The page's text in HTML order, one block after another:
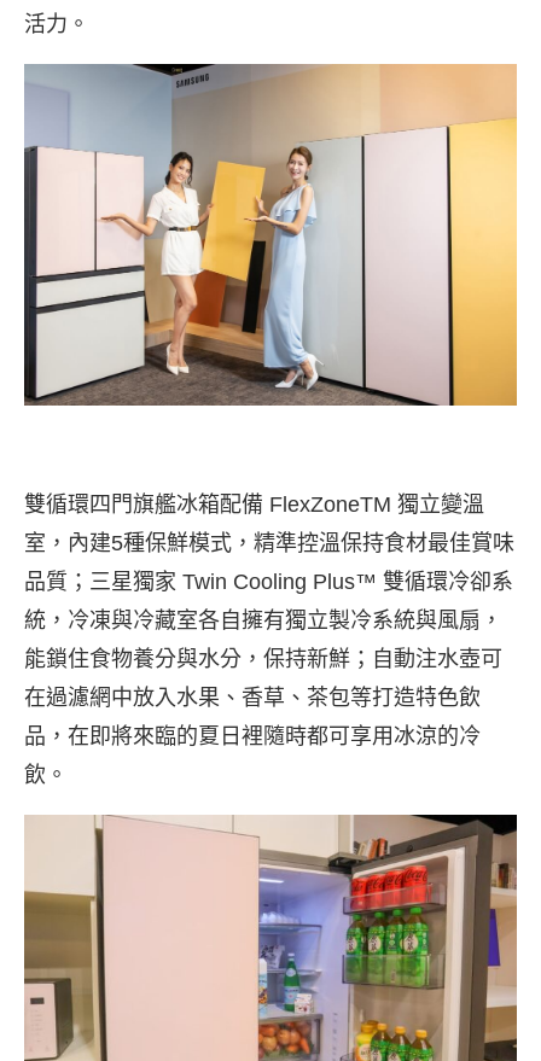
活力。
雙循環四門旗艦冰箱配備 FlexZoneTM 獨立變溫
室，內建5種保鮮模式，精準控溫保持食材最佳賞味
品質；三星獨家 Twin Cooling Plus™ 雙循環冷卻系
統，冷凍與冷藏室各自擁有獨立製冷系統與風扇，
能鎖住食物養分與水分，保持新鮮；自動注水壺可
在過濾網中放入水果、香草、茶包等打造特色飲
品，在即將來臨的夏日裡隨時都可享用冰涼的冷
飲。